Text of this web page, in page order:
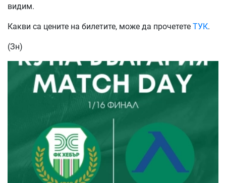
видим.
Какви са цените на билетите, може да прочетете ТУК.
(Зн)